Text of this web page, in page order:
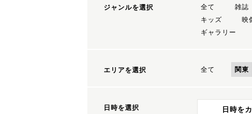
ジャンルを選択 全て 雑誌
キッズ
映
ギャラリー
エリアを選択 全て 関東
日時を選択 日時を